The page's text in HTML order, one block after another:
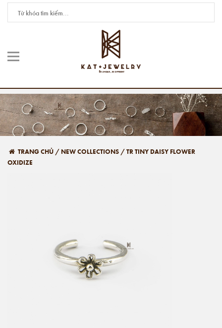
TRANG CHỦ / NEW COLLECTIONS /TR TINY DAISY FLOWER
OXIDIZE